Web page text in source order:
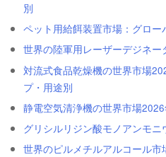
別
ペット用給餌装置市場：グロ
世界の陸軍用レーザーデジネー
対流式食品乾燥機の世界市場
プ・用途別
静電空気清浄機の世界市場
グリシルリジン酸モノアンモ
世界のピルメチルアルコール市